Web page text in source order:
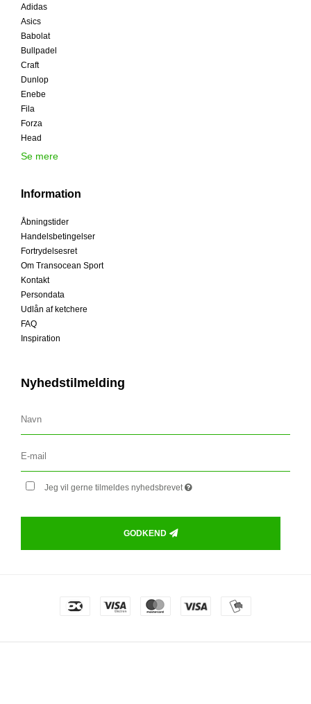
Adidas
Asics
Babolat
Bullpadel
Craft
Dunlop
Enebe
Fila
Forza
Head
Se mere
Information
Åbningstider
Handelsbetingelser
Fortrydelsesret
Om Transocean Sport
Kontakt
Persondata
Udlån af ketchere
FAQ
Inspiration
Nyhedstilmelding
Jeg vil gerne tilmeldes nyhedsbrevet
GODKEND